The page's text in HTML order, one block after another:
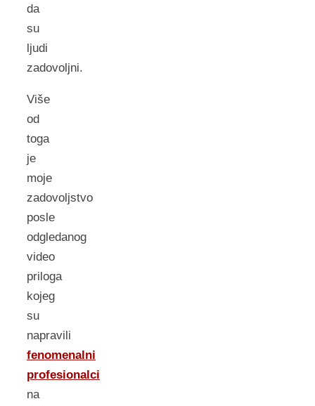
da
su
ljudi
zadovoljni.
Više
od
toga
je
moje
zadovoljstvo
posle
odgledanog
video
priloga
kojeg
su
napravili
fenomenalni
profesionalci
na